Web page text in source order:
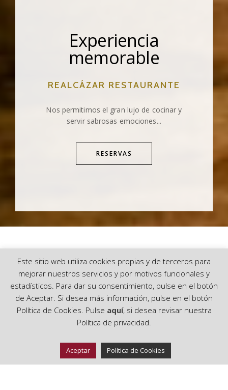
Experiencia
memorable
REALCÁZAR RESTAURANTE
Nos permitimos el gran lujo de cocinar y
servir sabrosas emociones...
RESERVAS
Nuestras cartas
REALCÁZAR RESTAURANTE
Disponemos de una variedad de cartas orientadas a todo
tipo de clientes y horarios
Este sitio web utiliza cookies propias y de terceros para
mejorar nuestros servicios y por motivos funcionales y
estadísticos. Para dar su consentimiento, pulse en el botón
de Aceptar. Si desea más información, pulse en el botón
Política de Cookies. Pulse aquí, si desea revisar nuestra
Política de privacidad.
Aceptar Política de Cookies